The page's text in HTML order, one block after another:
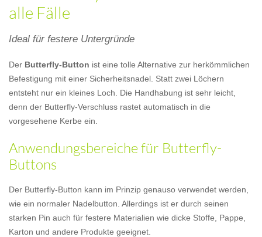
alle Fälle
Ideal für festere Untergründe
Der Butterfly-Button ist eine tolle Alternative zur herkömmlichen
Befestigung mit einer Sicherheitsnadel. Statt zwei Löchern
entsteht nur ein kleines Loch. Die Handhabung ist sehr leicht,
denn der Butterfly-Verschluss rastet automatisch in die
vorgesehene Kerbe ein.
Anwendungsbereiche für Butterfly-
Buttons
Der Butterfly-Button kann im Prinzip genauso verwendet werden,
wie ein normaler Nadelbutton. Allerdings ist er durch seinen
starken Pin auch für festere Materialien wie dicke Stoffe, Pappe,
Karton und andere Produkte geeignet.